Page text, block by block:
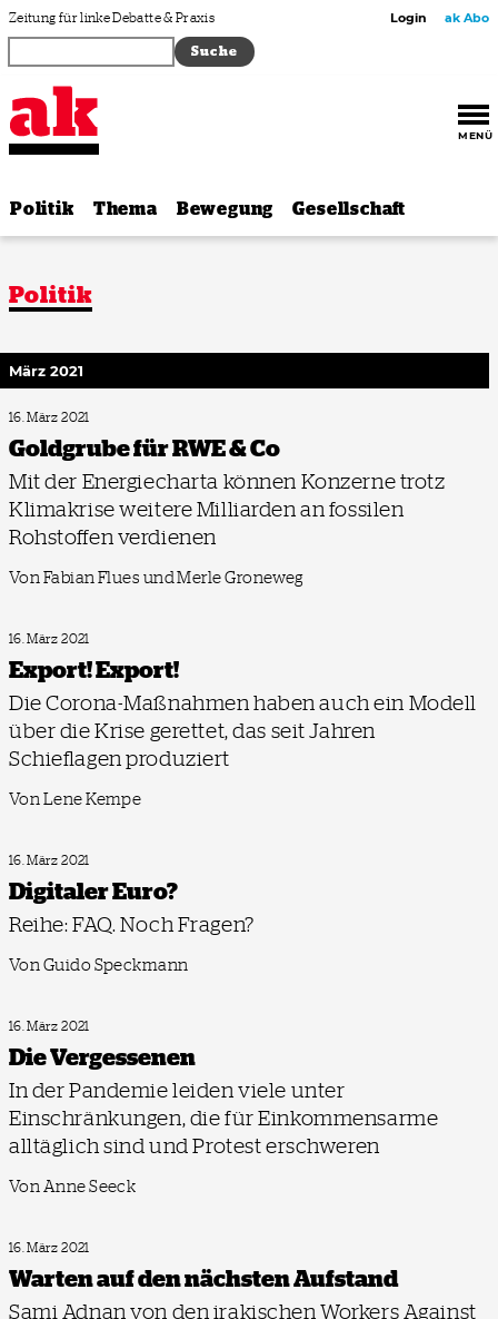
Zum Inhalt springen
Zeitung für linke Debatte & Praxis Login ak Abo
MENÜ
Politik Thema Bewegung Gesellschaft
Politik
März 2021
16. März 2021
Goldgrube für RWE & Co
Mit der Energiecharta können Konzerne trotz
Klimakrise weitere Milliarden an fossilen
Rohstoffen verdienen
Von Fabian Flues und Merle Groneweg
16. März 2021
Export! Export!
Die Corona-Maßnahmen haben auch ein Modell
über die Krise gerettet, das seit Jahren
Schieflagen produziert
Von Lene Kempe
16. März 2021
Digitaler Euro?
Reihe: FAQ. Noch Fragen?
Von Guido Speckmann
16. März 2021
Die Vergessenen
In der Pandemie leiden viele unter
Einschränkungen, die für Einkommensarme
alltäglich sind und Protest erschweren
Von Anne Seeck
16. März 2021
Warten auf den nächsten Aufstand
Sami Adnan von den irakischen Workers Against